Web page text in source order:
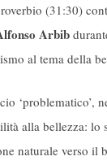
(31:30)
Arbib
al tema della
‘problematico’,
alla bellezza: lo
naturale verso il